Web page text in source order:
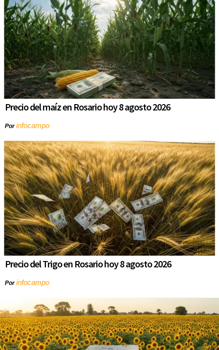
Precio del maíz en Rosario hoy 8 agosto 2026
Porinfocampo
Precio del Trigo en Rosario hoy 8 agosto 2026
Porinfocampo